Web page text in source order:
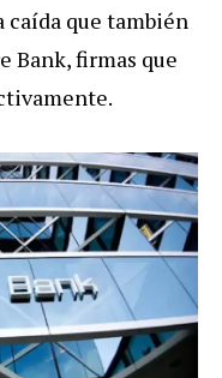
caída que también
Bank, firmas que